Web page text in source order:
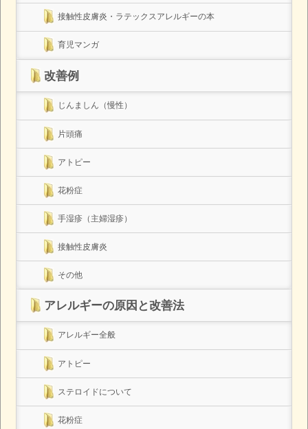
接触性皮膚炎・ラテックスアレルギーの本
育児マンガ
改善例
じんましん（慢性）
片頭痛
アトピー
花粉症
手湿疹（主婦湿疹）
接触性皮膚炎
その他
アレルギーの原因と改善法
アレルギー全般
アトピー
ステロイドについて
花粉症